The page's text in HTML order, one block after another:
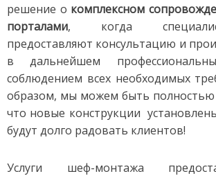
решение о комплексном
порталами, когда
предоставляют консультацию и
в дальнейшем
соблюдением всех необходимых
образом, мы можем быть
что новые конструкции
будут долго радовать клиентов!
Услуги шеф-монтажа